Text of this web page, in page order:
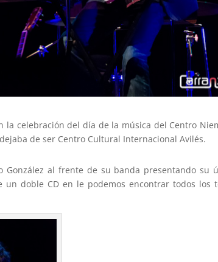
la celebración del día de la música del Centro
de ser Centro Cultural Internacional Avilés.
al frente de su banda presentando su
doble CD en le podemos encontrar todos los